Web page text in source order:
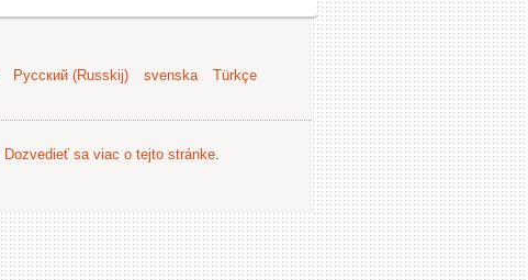
Русский (Russkij) svenska
Türkçe
Dozvedieť sa viac o tejto stránke.